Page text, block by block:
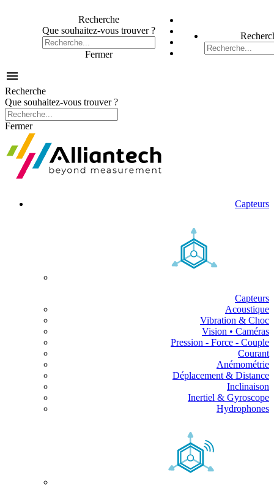
Recherche
Que souhaitez-vous trouver ?
Fermer

Recherche
Que souhaitez-vous trouver ?
Fermer
Capteurs
Capteurs
Acoustique
Vibration & Choc
Vision • Caméras
Pression - Force - Couple
Courant
Anémométrie
Déplacement & Distance
Inclinaison
Inertiel & Gyroscope
Hydrophones